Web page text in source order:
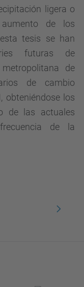
ligera o
de los
tesis se han
futuras de
de
de cambio
obteniéndose los
de las actuales
de la